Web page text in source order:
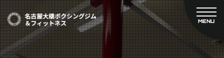
MENU
CLOSE
TOP
新着情報